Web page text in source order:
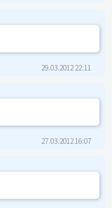
29.03.2012 22:11
27.03.2012 16:07